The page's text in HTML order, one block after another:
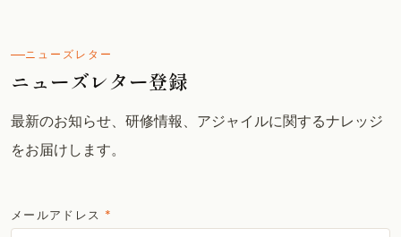
ニューズレター
ニューズレター登録
最新のお知らせ、研修情報、アジャイルに関するナレッジ
をお届けします。
メールアドレス *